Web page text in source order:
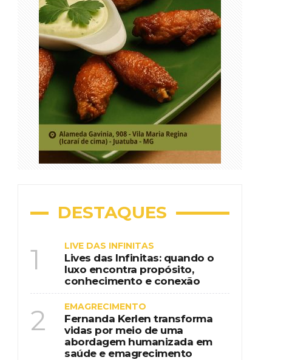
DESTAQUES
1 LIVE DAS INFINITAS
Lives das Infinitas: quando o
luxo encontra propósito,
conhecimento e conexão
2 EMAGRECIMENTO
Fernanda Kerlen transforma
vidas por meio de uma
abordagem humanizada em
saúde e emagrecimento